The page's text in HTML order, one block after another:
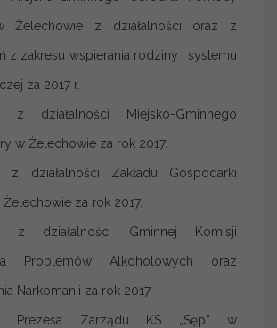
Żelechowie z działalności oraz z
z zakresu wspierania rodziny i systemu
za 2017 r.
z działalności Miejsko-Gminnego
w Żelechowie za rok 2017.
z działalności Zakładu Gospodarki
za rok 2017.
z działalności Gminnej Komisji
Problemów Alkoholowych oraz
Narkomanii za rok 2017.
Prezesa Zarządu KS „Sęp” w